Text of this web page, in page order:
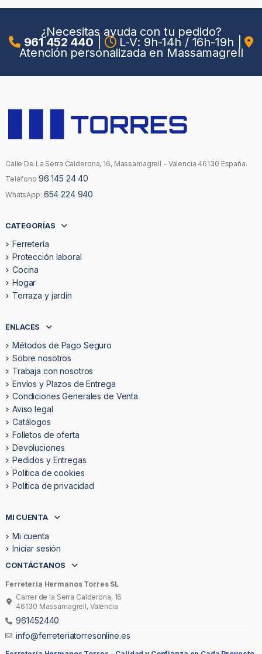
¿Necesitas ayuda con tu pedido?
961 452 440 L-V: 9h-14h / 16h-19h
Atención personalizada en Massamagrell
Calle De La Serra Calderona, 16, Massamagrell - Valencia 46130 España.
Teléfono 96 145 24 40
WhatsApp: 654 224 940
CATEGORÍAS
Ferretería
Protección laboral
Cocina
Hogar
Terraza y jardín
ENLACES
Métodos de Pago Seguro
Sobre nosotros
Trabaja con nosotros
Envíos y Plazos de Entrega
Condiciones Generales de Venta
Aviso legal
Catálogos
Folletos de oferta
Devoluciones
Pedidos y Entregas
Politica de cookies
Política de privacidad
MI CUENTA
Mi cuenta
Iniciar sesión
CONTÁCTANOS
Ferretería Hermanos Torres SL
Carrer de la Serra Calderona, 16
46130 Massamagrell, Valencia
961452440
info@ferreteriatorresonline.es